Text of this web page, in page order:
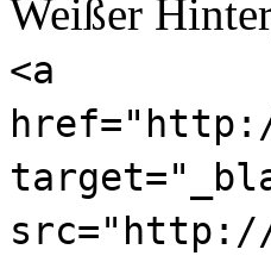
Weißer
<a
src="http://